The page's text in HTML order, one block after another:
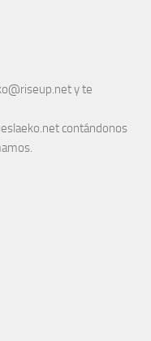
y te
contándonos